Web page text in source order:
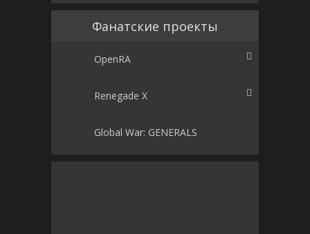
Фанатские проекты
OpenRA
Renegade X
Global War: GENERALS